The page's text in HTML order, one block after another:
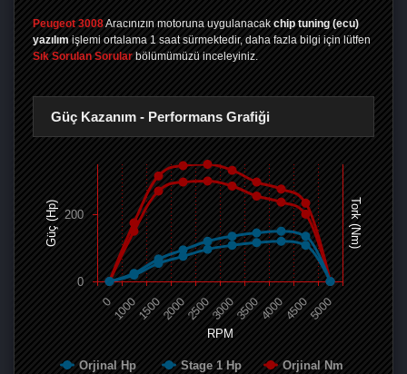
Peugeot 3008Aracınızın motoruna uygulanacak chip tuning (ecu)
yazılım işlemi ortalama 1 saat sürmektedir, daha fazla bilgi için lütfen
Sık Sorulan Sorular bölümümüzü inceleyiniz.
Güç Kazanım - Performans Grafiği
RPM
Güç (Hp) Tork (Nm)
Orjinal Hp Stage 1 Hp
Orjinal Nm
0 100015002000250030003500400045005000
0
200